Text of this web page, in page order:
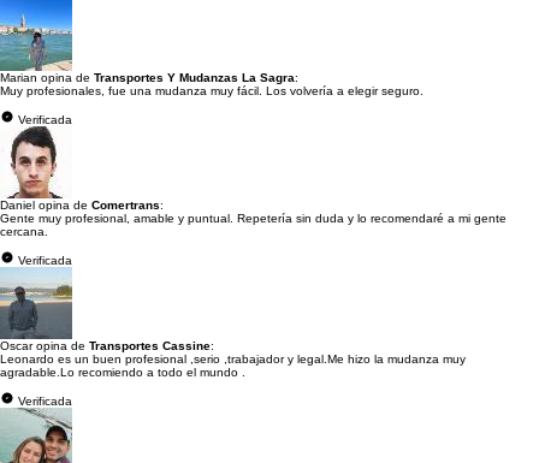
Marian opina de Transportes Y Mudanzas La Sagra:
Muy profesionales, fue una mudanza muy fácil. Los volvería a elegir seguro.
Verificada
Daniel opina de Comertrans:
Gente muy profesional, amable y puntual. Repetería sin duda y lo recomendaré a mi gente
cercana.
Verificada
Oscar opina de Transportes Cassine:
Leonardo es un buen profesional ,serio ,trabajador y legal.Me hizo la mudanza muy
agradable.Lo recomiendo a todo el mundo .
Verificada